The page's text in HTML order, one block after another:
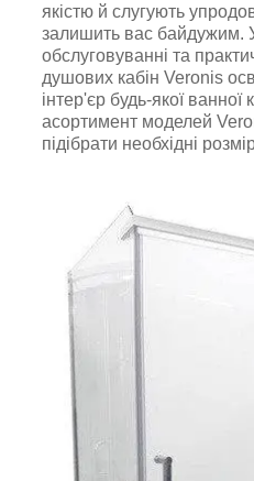
якістю й слугують
залишить вас байдужим.
обслуговуванні та
душових кабін Veronis
інтер'єр будь-якої
асортимент моделей
підібрати необхідні